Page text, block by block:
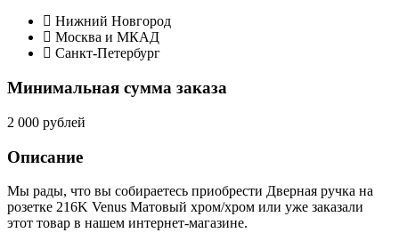
Нижний Новгород
Москва и МКАД
Санкт-Петербург
Минимальная сумма заказа
2 000 рублей
Описание
Мы рады, что вы собираетесь приобрести Дверная ручка на
розетке 216K Venus Матовый хром/хром или уже заказали
этот товар в нашем интернет-магазине.